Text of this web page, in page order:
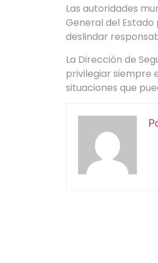
Las autoridades
General del
deslindar
La Dirección de
privilegiar siempre
situaciones que